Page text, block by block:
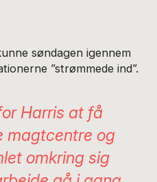
søndagen igennem
”strømmede ind”.
Harris at få
magtcentre og
omkring sig